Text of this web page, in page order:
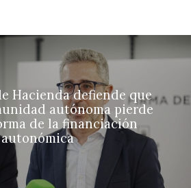
Hacienda defiende que
autónoma pierde
de la financiación
autonómica